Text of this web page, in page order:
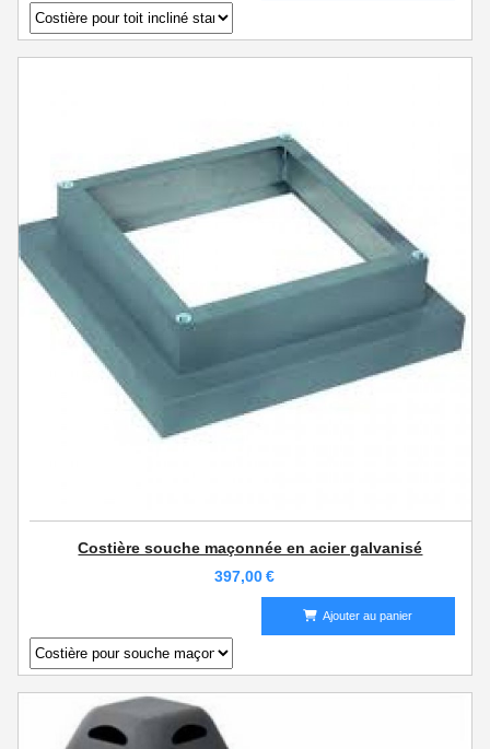
Costière souche maçonnée en acier galvanisé
397,00€
Ajouter au panier